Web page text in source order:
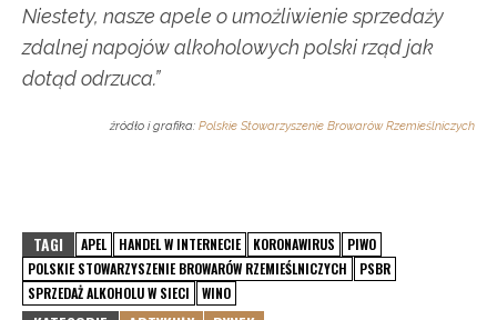
Niestety, nasze apele o umożliwienie sprzedaży
zdalnej napojów alkoholowych polski rząd jak
dotąd odrzuca.”
źródło i grafika: Polskie Stowarzyszenie Browarów Rzemieślniczych
TAGI APEL HANDEL W INTERNECIE KORONAWIRUS
PIWO
POLSKIE STOWARZYSZENIE BROWARÓW RZEMIEŚLNICZYCH
PSBR
SPRZEDAŻ ALKOHOLU W SIECI
WINO